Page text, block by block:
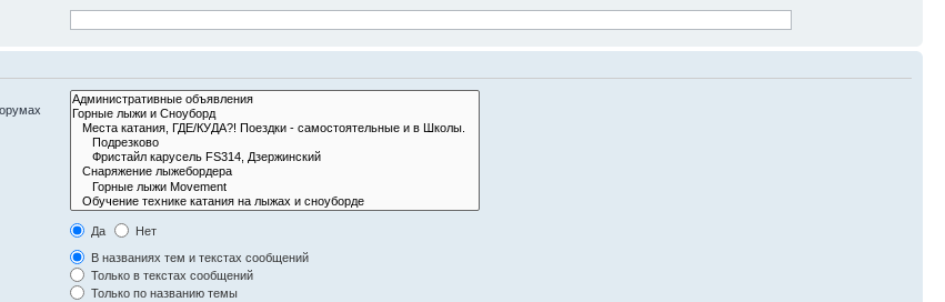
Да
Нет
В названиях тем и текстах сообщений
Только в текстах сообщений
Только по названию темы